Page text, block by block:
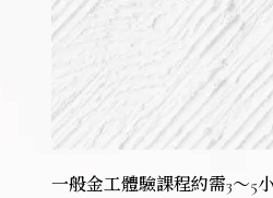
一般金工體驗課程約需3～5